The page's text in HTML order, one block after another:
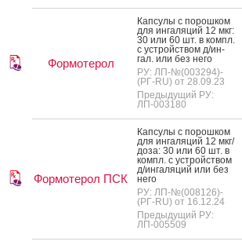
Формотерол
Кап­су­лы с по­рош­ком
для ин­га­ляций 12 мкг:
30 или 60 шт. в компл.
с ус­трой­ством д/ин­
гал. или без не­го
РУ: ЛП-№(003294)-
(РГ-RU) от 28.09.23
Предыдущий РУ:
ЛП-003180
Формотерол ПСК
Кап­су­лы с по­рош­ком
для ин­га­ляций 12 мкг/
до­за: 30 или 60 шт. в
компл. с ус­трой­ством
д/ин­га­ляций или без
не­го
РУ: ЛП-№(008126)-
(РГ-RU) от 16.12.24
Предыдущий РУ:
ЛП-005509